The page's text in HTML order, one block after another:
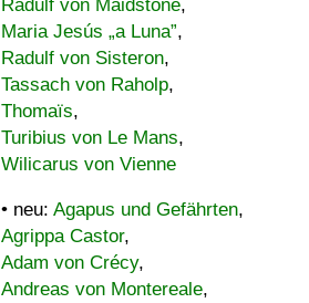
Radulf von Maidstone,
Maria Jesús „a Luna”,
Radulf von Sisteron,
Tassach von Raholp,
Thomaïs,
Turibius von Le Mans,
Wilicarus von Vienne
• neu: Agapus und Gefährten,
Agrippa Castor,
Adam von Crécy,
Andreas von Montereale,